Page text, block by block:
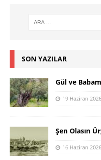
SON YAZILAR
Gül ve Babam
19 Haziran 2026
Şen Olasın
16 Haziran 2026